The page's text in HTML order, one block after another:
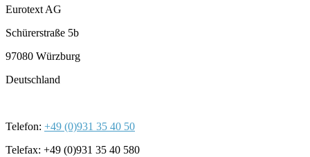
Eurotext AG
Schürerstraße 5b
97080 Würzburg
Deutschland
Telefon: +49 (0)931 35 40 50
Telefax: +49 (0)931 35 40 580